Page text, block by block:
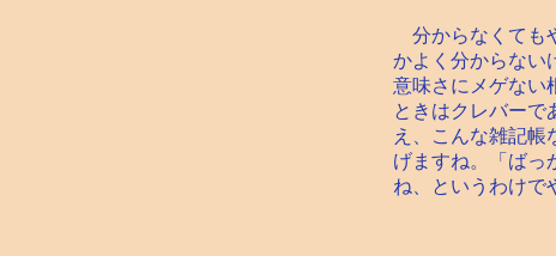
分からなくても
かよく分からない
意味さにメゲない
ときはクレバーで
え、こんな雑記帳
げますね。「ばっ
ね、というわけで